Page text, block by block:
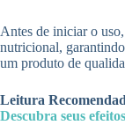
Antes de iniciar o
nutricional,
um produto de
Leitura
Descubra seus